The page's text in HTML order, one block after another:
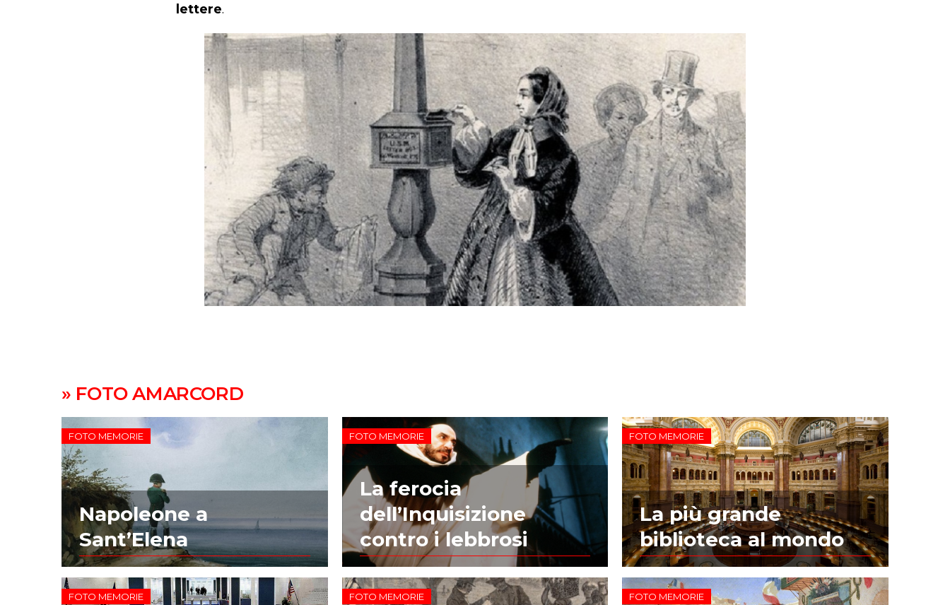
lettere.
» FOTO AMARCORD
FOTO MEMORIE
Napoleone a
Sant’Elena
FOTO MEMORIE
La ferocia
dell’Inquisizione
contro i lebbrosi
FOTO MEMORIE
La più grande
biblioteca al mondo
FOTO MEMORIE FOTO MEMORIE FOTO MEMORIE